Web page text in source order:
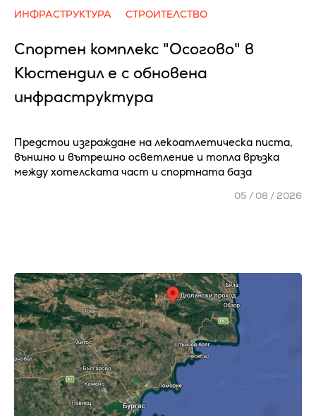
ИНФРАСТРУКТУРА СТРОИТЕЛСТВО
Спортен комплекс "Осогово" в
Кюстендил е с обновена
инфраструктура
Предстои изграждане на лекоатлетическа писта,
външно и вътрешно осветление и топла връзка
между хотелската част и спортната база
05 / 08 / 2026